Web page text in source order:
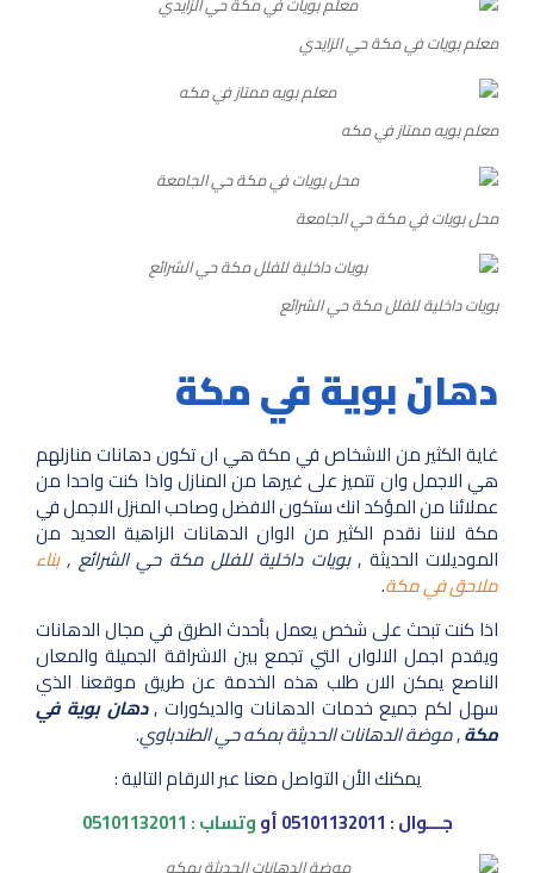
معلم بويات في مكة حي الزايدي
معلم بويه ممتاز في مكه
محل بويات في مكة حي الجامعة
بويات داخلية للفلل مكة حي الشرائع
دهان بوية في مكة
غاية الكثير من الاشخاص في مكة هي ان تكون دهانات منازلهم
هي الاجمل وان تتميز على غيرها من المنازل واذا كنت واحدا من
عملائنا من المؤكد انك ستكون الافضل وصاحب المنزل الاجمل في
مكة لاننا نقدم الكثير من الوان الدهانات الزاهية العديد من
الموديلات الحديثة ,بويات داخلية للفلل مكة حي الشرائع ,بناء
ملاحق في مكة.
اذا كنت تبحث على شخص يعمل بأحدث الطرق في مجال الدهانات
ويقدم اجمل الالوان التي تجمع بين الاشراقة الجميلة والمعان
الناصع يمكن الان طلب هذه الخدمة عن طريق موقعنا الذي
سهل لكم جميع خدمات الدهانات والديكورات ,دهان بوية في
مكة,موضة الدهانات الحديثة بمكه حي الطندباوي.
يمكنك الأن التواصل معنا عبر الارقام التالية :
جـــوال : 05101132011أووتساب : 05101132011